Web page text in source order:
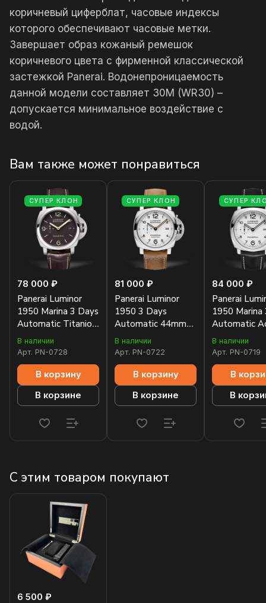
коричневый циферблат, часовые индексы
которого обеспечивают часовые метки.
Завершает образ кожаный ремешок
коричневого цвета с фирменной классической
застежкой Panerai. Водонепроницаемость
данной модели составляет 30М (WR30) –
допускается минимальное воздействие с
водой.
Вам также может понравиться
СУПЕР КЛОН
78 000 ₽
Panerai Luminor
1950 Marina 3 Days
Automatic Titanio
44mm PAM00351
В наличии
Арт. PN-0728
В корзину
В корзине
СУПЕР КЛОН
81 000 ₽
Panerai Luminor
1950 3 Days
Automatic 44mm
PAM01499
В наличии
Арт. PN-0722
В корзину
В корзине
СУПЕР
84 000 ₽
Panerai
1950 Marina
Automatic
44mm
В наличии
Арт. PN-0719
В
В
С этим товаром покупают
6 500 ₽